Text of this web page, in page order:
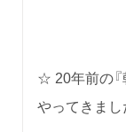
☆ 20年前の
やってきま